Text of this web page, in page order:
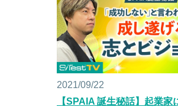
2021/09/22
【SPAIA 誕生秘話】起業家